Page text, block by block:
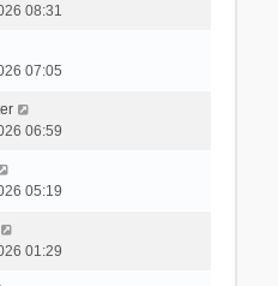
08:31
07:05
06:59
05:19
01:29